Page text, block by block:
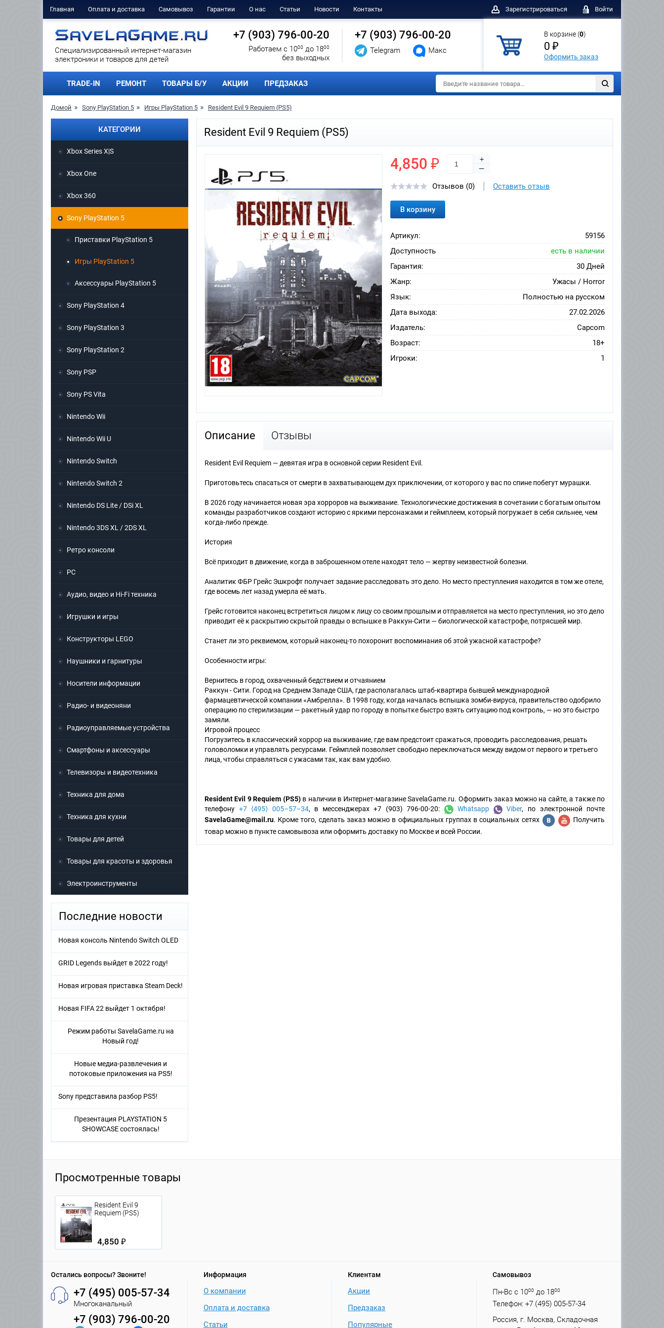
Главная Оплата и доставка Самовывоз Гарантии О нас Статьи Новости Контакты Зарегистрироваться Войти
Cпециализированный интернет-магазин
электроники и товаров для детей
+7 (903) 796-00-20
Работаем с 1000 до 1800
без выходных
+7 (903) 796-00-20
Telegram Макс
В корзине (0)
0 ₽
Оформить заказ
TRADE-IN РЕМОНТ ТОВАРЫ Б/У АКЦИИ ПРЕДЗАКАЗ
Домой Sony PlayStation 5 Игры PlayStation 5 Resident Evil 9 Requiem (PS5)
Resident Evil 9 Requiem (PS5)
4,850 ₽
+
—
Отзывов (0)
Оставить отзыв
В корзину
Артикул:
59156
Доступность
есть в наличии
Гарантия:
30 Дней
Жанр:
Ужасы / Horror
Язык:
Полностью на русском
Дата выхода:
27.02.2026
Издатель:
Capcom
Возраст:
18+
Игроки:
1
Описание Отзывы
Resident Evil Requiem — девятая игра в основной серии Resident Evil.
Приготовьтесь спасаться от смерти в захватывающем дух приключении, от которого у вас по спине побегут мурашки.
В 2026 году начинается новая эра хорроров на выживание. Технологические достижения в сочетании с богатым опытом
команды разработчиков создают историю с яркими персонажами и геймплеем, который погружает в себя сильнее, чем
когда-либо прежде.
История
Всё приходит в движение, когда в заброшенном отеле находят тело — жертву неизвестной болезни.
Аналитик ФБР Грейс Эшкрофт получает задание расследовать это дело. Но место преступления находится в том же отеле,
где восемь лет назад умерла её мать.
Грейс готовится наконец встретиться лицом к лицу со своим прошлым и отправляется на место преступления, но это дело
приводит её к раскрытию скрытой правды о вспышке в Раккун-Сити — биологической катастрофе, потрясшей мир.
Станет ли это реквиемом, который наконец-то похоронит воспоминания об этой ужасной катастрофе?
Особенности игры:
Вернитесь в город, охваченный бедствием и отчаянием
Раккун - Сити. Город на Среднем Западе США, где располагалась штаб-квартира бывшей международной
фармацевтической компании «Амбрелла». В 1998 году, когда началась вспышка зомби-вируса, правительство одобрило
операцию по стерилизации — ракетный удар по городу в попытке быстро взять ситуацию под контроль, — но это быстро
замяли.
Игровой процесс
Погрузитесь в классический хоррор на выживание, где вам предстоит сражаться, проводить расследования, решать
головоломки и управлять ресурсами. Геймплей позволяет свободно переключаться между видом от первого и третьего
лица, чтобы справляться с ужасами так, как вам удобно.
Resident Evil 9 Requiem (PS5)в наличии в Интернет-магазине SavelaGame.ru. Оформить заказ можно на сайте, а также по
телефону +7 ⟨495⟩ 005–57–34, в мессенджерах +7 (903) 796-00-20: Whatsapp Viber, по электронной почте
SavelaGame@mail.ru. Кроме того, сделать заказ можно в официальных группах в социальных сетях
Получить
товар можно в пункте самовывоза или оформить доставку по Москве и всей России.
КАТЕГОРИИ
Xbox Series X|S
Xbox One
Xbox 360
Sony PlayStation 5
Приставки PlayStation 5
Игры PlayStation 5
Аксессуары PlayStation 5
Sony PlayStation 4
Sony PlayStation 3
Sony PlayStation 2
Sony PSP
Sony PS Vita
Nintendo Wii
Nintendo Wii U
Nintendo Switch
Nintendo Switch 2
Nintendo DS Lite / DSi XL
Nintendo 3DS XL / 2DS XL
Ретро консоли
PC
Аудио, видео и Hi-Fi техника
Игрушки и игры
Конструкторы LEGO
Наушники и гарнитуры
Носители информации
Радио- и видеоняни
Радиоуправляемые устройства
Смартфоны и аксессуары
Телевизоры и видеотехника
Техника для дома
Техника для кухни
Товары для детей
Товары для красоты и здоровья
Электроинструменты
Последние новости
Новая консоль Nintendo Switch OLED
GRID Legends выйдет в 2022 году!
Новая игровая приставка Steam Deck!
Новая FIFA 22 выйдет 1 октября!
Режим работы SavelaGame.ru на
Новый год!
Новые медиа-развлечения и
потоковые приложения на PS5!
Sony представила разбор PS5!
Презентация PLAYSTATION 5
SHOWCASE состоялась!
Просмотренные товары
Resident Evil 9
Requiem (PS5)
4,850 ₽
Остались вопросы? Звоните!
+7 (495) 005-57-34
Многоканальный
+7 (903) 796-00-20
Информация
О компании
Оплата и доставка
Статьи
Клиентам
Акции
Предзаказ
Популярные
Самовывоз
Пн-Вс с 1000 до 1800
Телефон: +7 (495) 005-57-34
Россия, г. Москва, Складочная